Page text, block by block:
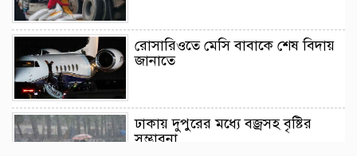
রোসারিওতে মেসি বাবাকে শেষ বিদায়
জানাতে
ঢাকায় দুপুরের মধ্যে বজ্রসহ বৃষ্টির
সম্ভাবনা